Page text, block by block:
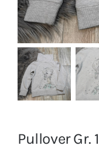
Spielzeug
Babyausstattung
Krims Krams
Pullover Gr.